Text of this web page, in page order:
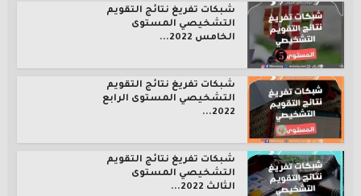
شبكات تفريغ نتائج التقويم
التشخيصي المستوى
الخامس 2022...
شبكات تفريغ نتائج التقويم
التشخيصي المستوى الرابع
2022...
شبكات تفريغ نتائج التقويم
التشخيصي المستوى
الثالث 2022...